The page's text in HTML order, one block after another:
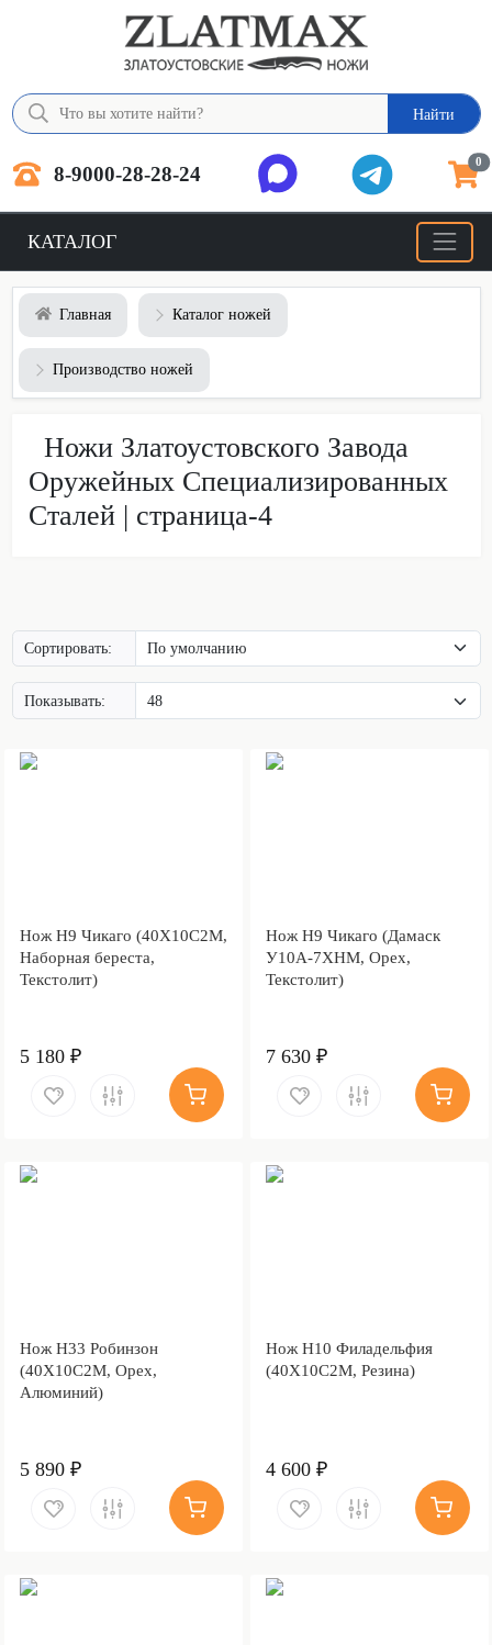
Найти
8-9000-28-28-24 0
КАТАЛОГ
Главная Каталог ножей
Производство ножей
Ножи Златоустовского Завода
Оружейных Специализированных
Сталей | страница-4
Сортировать:
Показывать:
Нож Н9 Чикаго (40Х10С2М,
Наборная береста,
Текстолит)
5 180 ₽
Нож Н9 Чикаго (Дамаск
У10А-7ХНМ, Орех,
Текстолит)
7 630 ₽
Нож Н33 Робинзон
(40Х10С2М, Орех,
Алюминий)
5 890 ₽
Нож Н10 Филадельфия
(40Х10С2М, Резина)
4 600 ₽